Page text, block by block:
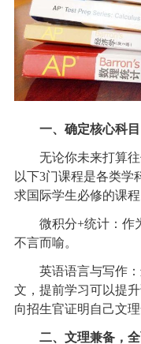
一、确定核心科目
无论你未来打算往
以下3门课程是各类学
求国际学生必修的课程
微积分+统计：作为
不言而喻。
英语语言与写作：
文，提前学习可以提
向招生官证明自己文理
二、文理兼备，